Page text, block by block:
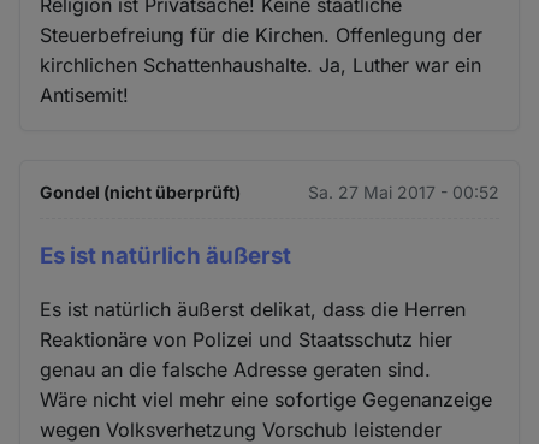
Steuerbefreiung für die Kirchen. Offenlegung der
kirchlichen Schattenhaushalte. Ja, Luther war ein
Antisemit!
Gondel (nicht überprüft) Sa. 27 Mai 2017 - 00:52
Es ist natürlich äußerst
Es ist natürlich äußerst delikat, dass die Herren
Reaktionäre von Polizei und Staatsschutz hier
genau an die falsche Adresse geraten sind.
Wäre nicht viel mehr eine sofortige Gegenanzeige
wegen Volksverhetzung Vorschub leistender